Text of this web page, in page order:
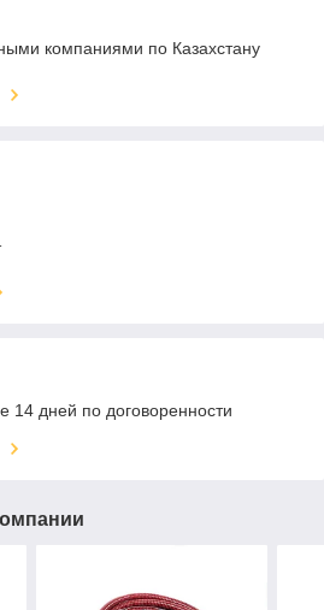
компаниями по Казахстану
14 дней по договоренности